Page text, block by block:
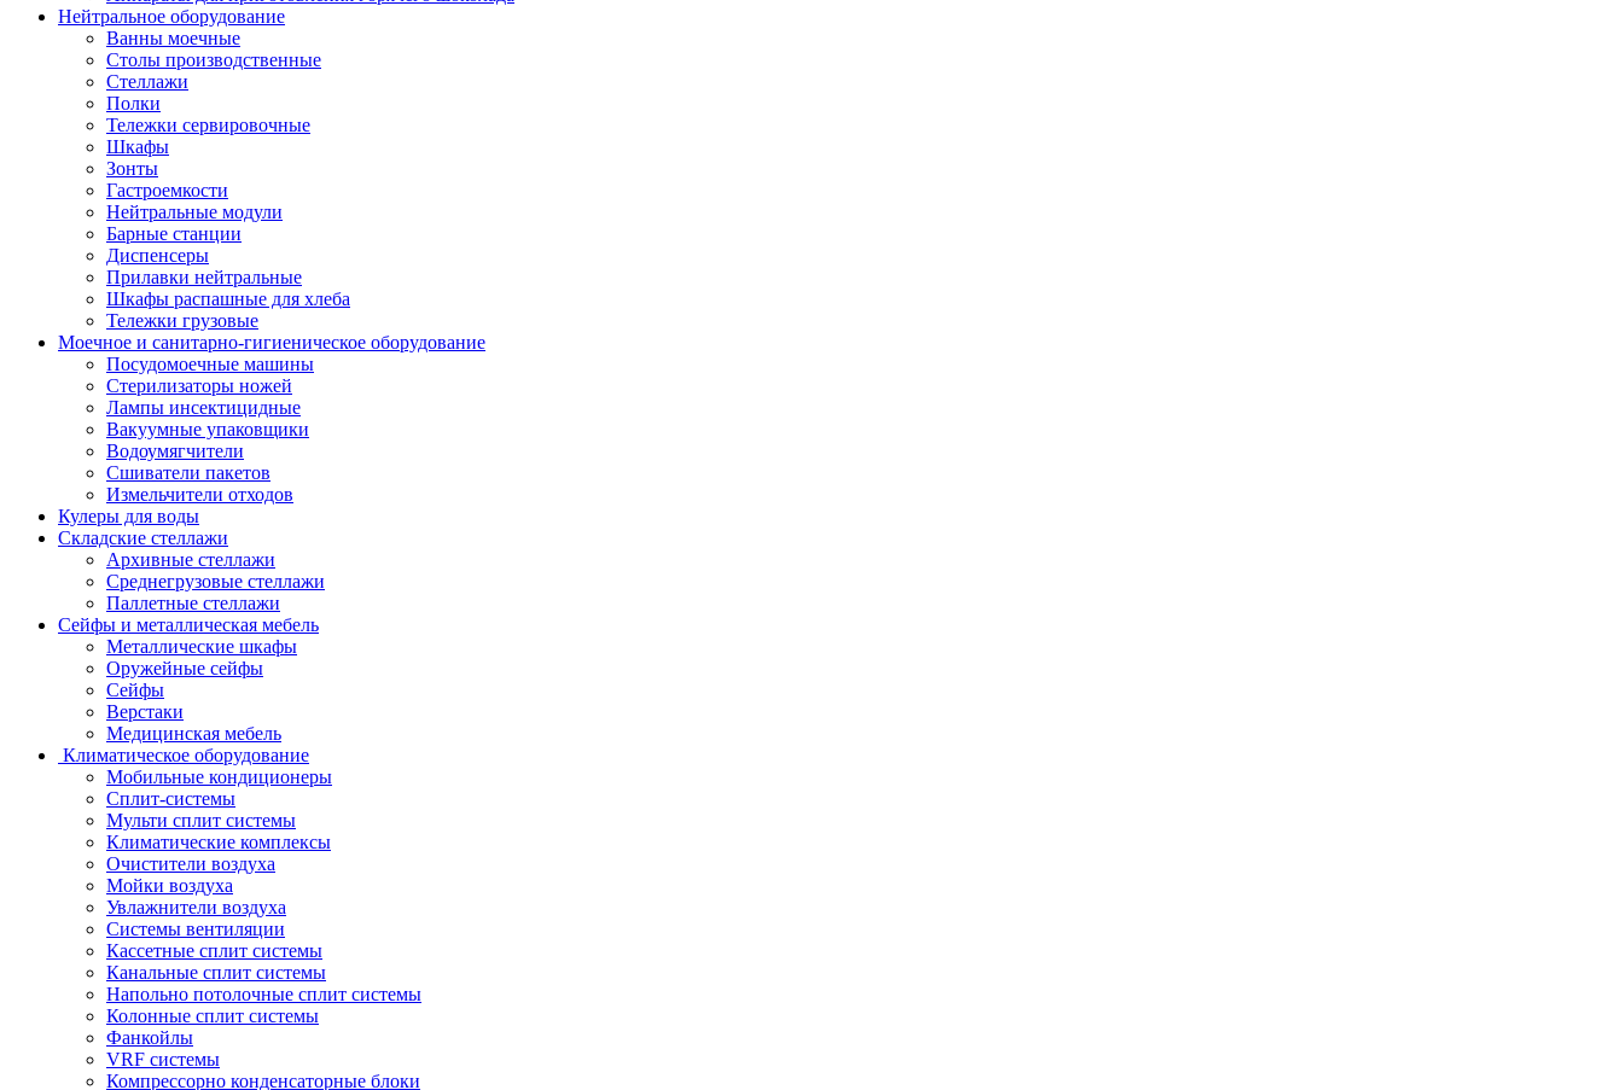
Нейтральное оборудование
Ванны моечные
Столы производственные
Стеллажи
Полки
Тележки сервировочные
Шкафы
Зонты
Гастроемкости
Нейтральные модули
Барные станции
Диспенсеры
Прилавки нейтральные
Шкафы распашные для хлеба
Тележки грузовые
Моечное и санитарно-гигиеническое оборудование
Посудомоечные машины
Стерилизаторы ножей
Лампы инсектицидные
Вакуумные упаковщики
Водоумягчители
Сшиватели пакетов
Измельчители отходов
Кулеры для воды
Складские стеллажи
Архивные стеллажи
Среднегрузовые стеллажи
Паллетные стеллажи
Сейфы и металлическая мебель
Металлические шкафы
Оружейные сейфы
Сейфы
Верстаки
Медицинская мебель
Климатическое оборудование
Мобильные кондиционеры
Сплит-системы
Мульти сплит системы
Климатические комплексы
Очистители воздуха
Мойки воздуха
Увлажнители воздуха
Системы вентиляции
Кассетные сплит системы
Канальные сплит системы
Напольно потолочные сплит системы
Колонные сплит системы
Фанкойлы
VRF системы
Компрессорно конденсаторные блоки